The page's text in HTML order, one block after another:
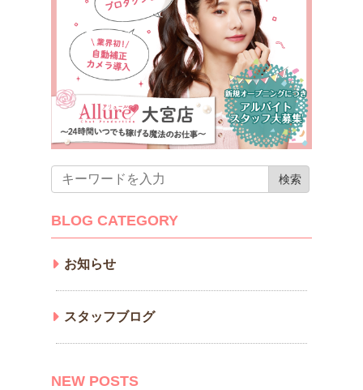
BLOG CATEGORY
お知らせ
スタッフブログ
NEW POSTS